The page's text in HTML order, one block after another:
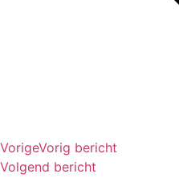
VorigeVorig bericht
Volgend bericht